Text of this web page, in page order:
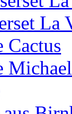
La
Cactus